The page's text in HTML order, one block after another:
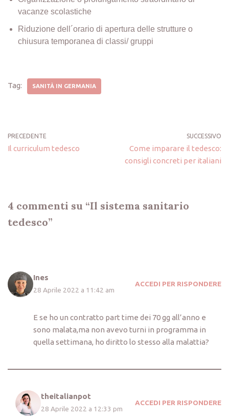
vacanze scolastiche
Riduzione dell´orario di apertura delle strutture o
chiusura temporanea di classi/ gruppi
Tag: SANITÀ IN GERMANIA
PRECEDENTE
Il curriculum tedesco
SUCCESSIVO
Come imparare il tedesco:
consigli concreti per italiani
4 commenti su “Il sistema sanitario
tedesco”
Ines
28 Aprile 2022 a 11:42 am
ACCEDI PER RISPONDERE
E se ho un contratto part time dei 70 gg all’anno e
sono malata,ma non avevo turni in programma in
quella settimana, ho diritto lo stesso alla malattia?
theitalianpot
28 Aprile 2022 a 12:33 pm
ACCEDI PER RISPONDERE